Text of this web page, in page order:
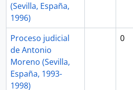
(Sevilla, España,
1996)
Proceso judicial
de Antonio
Moreno (Sevilla,
España, 1993-
1998)
0